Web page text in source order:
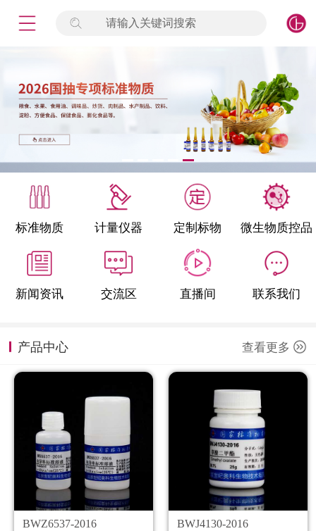
请输入关键词搜索
标准物质 计量仪器 定制标物 微生物质控品
新闻资讯 交流区 直播间 联系我们
产品中心 查看更多
BWZ6537-2016 BWJ4130-2016
标准物质
产品专项
微生物检测/质控品
定制标物
定制仪器
新闻资讯
公司主页
购物车
会员中心